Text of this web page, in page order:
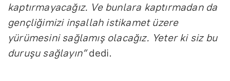
kaptırmayacağız. Ve bunlara kaptırmadan da
gençliğimizi inşallah istikamet üzere
yürümesini sağlamış olacağız. Yeter ki siz bu
duruşu sağlayın”dedi.